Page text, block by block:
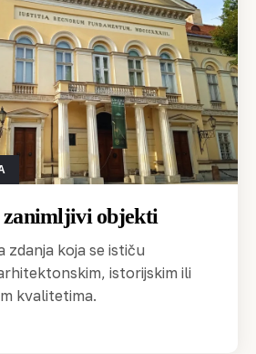
objekti
zdanja koja se ističu
istorijskim ili
kvalitetima.